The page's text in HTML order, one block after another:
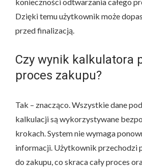
Dzięki temu użytkownik może
przed finalizacją.
Czy wynik kalkulatora
proces zakupu?
Tak – znacząco. Wszystkie dane
kalkulacji są wykorzystywane
krokach. System nie wymaga
informacji. Użytkownik przechodzi
do zakupu, co skraca cały proces